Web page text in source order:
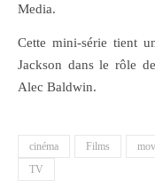
Media.
Cette mini-série tient
Jackson dans le rôle
Alec Baldwin.
cinéma Films
TV